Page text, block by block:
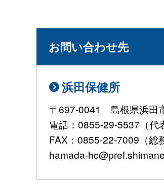
お問い合わせ先
浜田保健所
〒697-0041 島根県浜田
電話：0855-29-5537（代
FAX：0855-22-7009（総
hamada-